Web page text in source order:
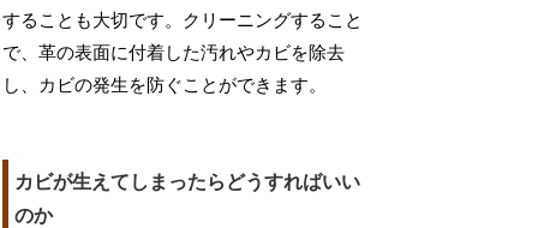
することも大切です。クリーニングすること
で、革の表面に付着した汚れやカビを除去
し、カビの発生を防ぐことができます。
カビが生えてしまったらどうすればいい
のか